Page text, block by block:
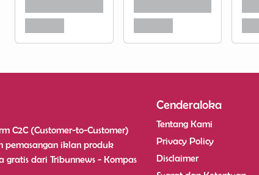
C2C (Customer-to-Customer)
pemasangan iklan produk
gratis dari Tribunnews - Kompas
Cenderaloka
Tentang Kami
Privacy Policy
Disclaimer